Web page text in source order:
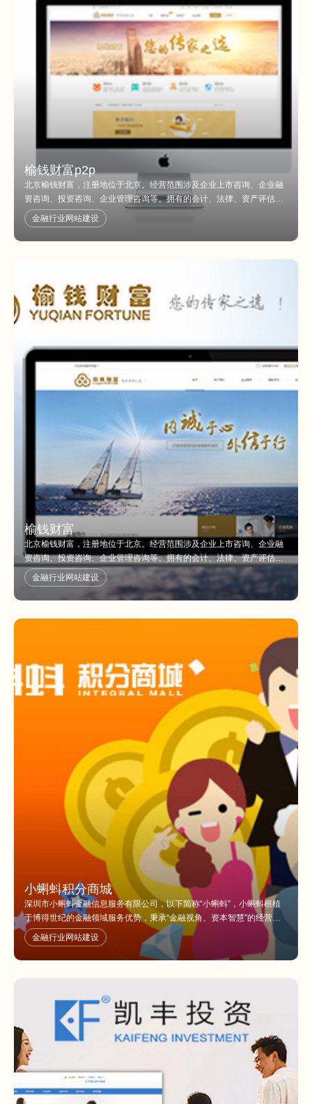
榆钱财富p2p
北京榆钱财富，注册地位于北京。经营范围涉及企业上市咨询、企业融
资咨询、投资咨询、企业管理咨询等。拥有的会计、法律、资产评估团
队，助力企业新三板上市，为企业提供的信息咨询服务。 同时，榆钱财
富先后与“批综合类证券公司”方正证券、《企业报新三板导刊》评选出
的“2014年度新三板10佳具影响力券商”兴业证券、“2014年度10大值得
外多家PE、VC长期开展业务合作，促成项目对接。根据企业自身发展
状况，量身定制企业专属的上市操作团队。 榆钱财富服务网络遍布北
京，上海，山东，四川，浙江，湖北等地，更是在山东地区拿下多家券
商的场外项目部的代理权，是山东地区批的新三板上市咨询团队。 91原
于2016年正式上线，平台核心成员均有在国内外知名的银行、证券、基
金、互联网、电子商务等企业服务的经历，积累了丰富的互联网金融相
关经验。让投资和融资变得透明、简单、高效，实现全民财富的保值增
值，成为具有影响力的互联网金融服务平台，是91原始股一直追求的目
金融行业网站建设
榆钱财富
北京榆钱财富，注册地位于北京。经营范围涉及企业上市咨询、企业融
资咨询、投资咨询、企业管理咨询等。拥有的会计、法律、资产评估团
队，助力企业新三板上市，为企业提供的信息咨询服务。
金融行业网站建设
小蝌蚪积分商城
深圳市小蝌蚪金融信息服务有限公司，以下简称“小蝌蚪”，小蝌蚪根植
于博得世纪的金融领域服务优势，秉承“金融视角、资本智慧”的经营理
念，依托《资 本之道》项目投融对接会进行资源整合，借力的金融领域
专家团队，与国内知名投资人、券商，投资机构等加盟合作。
金融行业网站建设